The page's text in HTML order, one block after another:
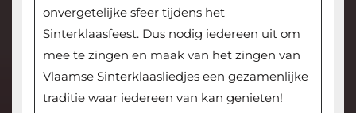
onvergetelijke sfeer tijdens het
Sinterklaasfeest. Dus nodig iedereen uit om
mee te zingen en maak van het zingen van
Vlaamse Sinterklaasliedjes een gezamenlijke
traditie waar iedereen van kan genieten!